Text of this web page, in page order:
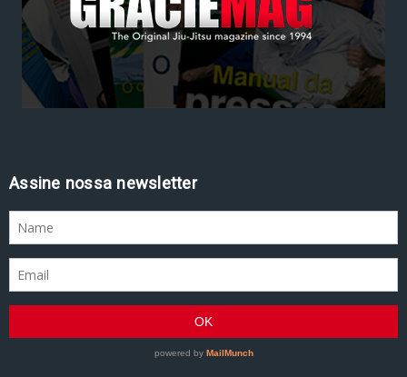
Assine nossa newsletter